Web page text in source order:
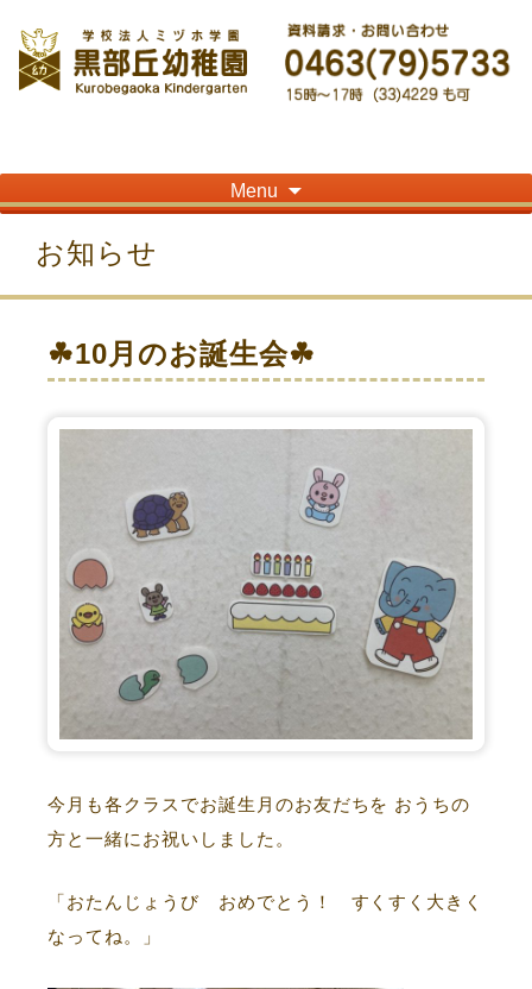
神奈川県平塚市の「学校法人ミヅホ学園黒部丘幼稚園」です！高麗山が見える閑静
な住宅街にある静かな環境で幼児教育を行っています
Menu
to
content
お知らせ
☘10月のお誕生会☘
今月も各クラスでお誕生月のお友だちを おうちの
方と一緒にお祝いしました。
「おたんじょうび おめでとう！ すくすく大きく
なってね。」